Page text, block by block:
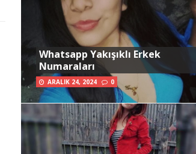
Whatsapp Yakışıklı Erkek
Numaraları
ARALIK 24, 2024 0